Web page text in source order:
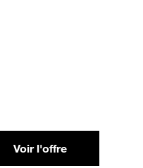
Voir l'offre